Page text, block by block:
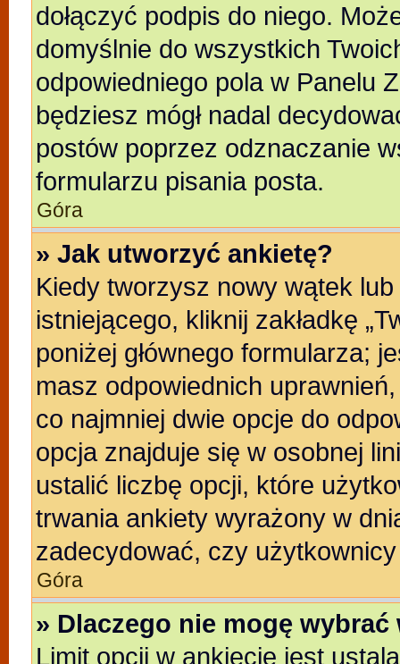
dołączyć podpis do niego.
domyślnie do wszystkich
odpowiedniego pola w Panelu
będziesz mógł nadal
postów poprzez odznaczanie
formularzu pisania posta.
Góra
» Jak utworzyć ankietę?
Kiedy tworzysz nowy wątek
istniejącego, kliknij zakładkę
poniżej głównego formularza;
masz odpowiednich
co najmniej dwie opcje do
opcja znajduje się w osobnej
ustalić liczbę opcji, które
trwania ankiety wyrażony w
zadecydować, czy
Góra
» Dlaczego nie mogę
Limit opcji w ankiecie jest